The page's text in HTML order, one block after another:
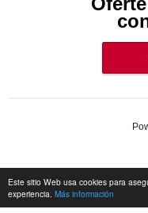
Este sitio Web usa cookies para
experiencia. Más información